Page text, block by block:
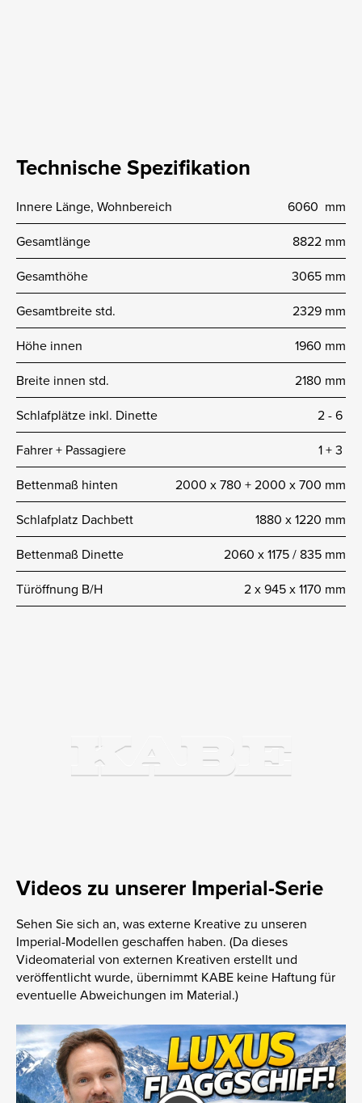
Technische Spezifikation
Innere Länge, Wohnbereich
6060 mm
Gesamtlänge
8822 mm
Gesamthöhe
3065 mm
Gesamtbreite std.
2329 mm
Höhe innen
1960 mm
Breite innen std.
2180 mm
Schlafplätze inkl. Dinette
2 -­ 6
Fahrer + Passagiere
1 + 3
Bettenmaß hinten
2000 x 780 + 2000 x 700 mm
Schlafplatz Dachbett
1880 x 1220 mm
Bettenmaß Dinette
2060 x 1175 / 835 mm
Türöffnung B/H
2 x 945 x 1170 mm
Videos zu unserer Imperial-Serie
Sehen Sie sich an, was externe Kreative zu unseren
Imperial-Modellen geschaffen haben. (Da dieses
Videomaterial von externen Kreativen erstellt und
veröffentlicht wurde, übernimmt KABE keine Haftung für
eventuelle Abweichungen im Material.)